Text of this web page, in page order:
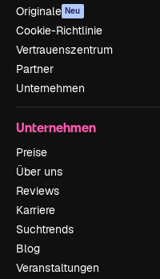
Originale Neu
Cookie-Richtlinie
Vertrauenszentrum
Partner
Unternehmen
Unternehmen
Preise
Über uns
Reviews
Karriere
Suchtrends
Blog
Veranstaltungen